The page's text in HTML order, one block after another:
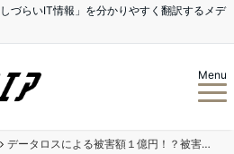
づらいIT情報」を分かりやすく翻訳するメデ
Menu
データロスによる被害額１億円！？被害を最小限に抑えるサーバーのバックアップ